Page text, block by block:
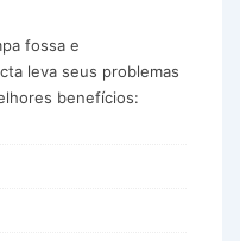
fossa e
leva seus problemas
benefícios: